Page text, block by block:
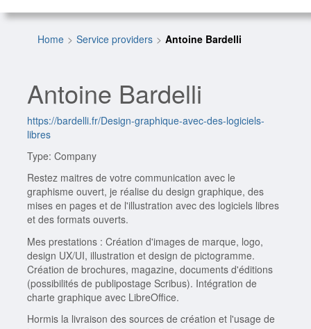
Home Service providers Antoine Bardelli
Antoine Bardelli
https://bardelli.fr/Design-graphique-avec-des-logiciels-
libres
Type: Company
Restez maitres de votre communication avec le
graphisme ouvert, je réalise du design graphique, des
mises en pages et de l'illustration avec des logiciels libres
et des formats ouverts.
Mes prestations : Création d'images de marque, logo,
design UX/UI, illustration et design de pictogramme.
Création de brochures, magazine, documents d'éditions
(possibilités de publipostage Scribus). Intégration de
charte graphique avec LibreOffice.
Hormis la livraison des sources de création et l'usage de